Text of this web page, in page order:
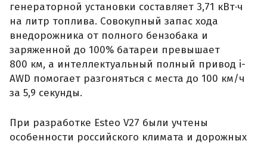
генераторной установки составляет 3,71 кВт·ч
на литр топлива. Совокупный запас хода
внедорожника от полного бензобака и
заряженной до 100% батареи превышает
800 км, а интеллектуальный полный привод i-
AWD помогает разгоняться с места до 100 км/ч
за 5,9 секунды.
При разработке Esteo V27 были учтены
особенности российского климата и дорожных